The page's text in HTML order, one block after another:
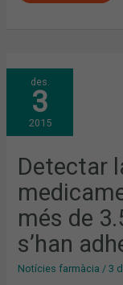
des.
3
2015
Detectar
més de
s’han
Notícies farmàcia /3
DETECTAR
LA
FALTA
DE
MEDICAMENTS
EN
TEMPS
MÉS
DE
3.500
FARMÀCIES
JA
S’HAN
ADHERIT